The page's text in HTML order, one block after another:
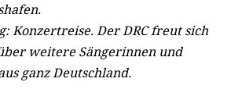
Konzertreise. Der DRC freut sich
weitere Sängerinnen und
ganz Deutschland.